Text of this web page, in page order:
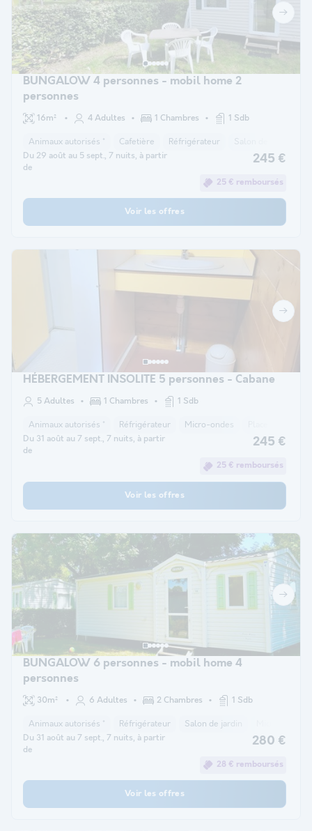
BUNGALOW 4 personnes - mobil home 2
personnes
16m² 4 Adultes 1 Chambres 1 Sdb
Animaux autorisés * Cafetière Réfrigérateur
Du 29 août au 5 sept., 7 nuits, à partir
de
245 €
25 € remboursés
Voir les offres
HÉBERGEMENT INSOLITE 5 personnes - Cabane
5 Adultes 1 Chambres 1 Sdb
Animaux autorisés * Réfrigérateur Micro-ondes
Du 31 août au 7 sept., 7 nuits, à partir
de
245 €
25 € remboursés
Voir les offres
BUNGALOW 6 personnes - mobil home 4
personnes
30m² 6 Adultes 2 Chambres 1 Sdb
Animaux autorisés * Réfrigérateur Salon de jardin
Du 31 août au 7 sept., 7 nuits, à partir
de
280 €
28 € remboursés
Voir les offres